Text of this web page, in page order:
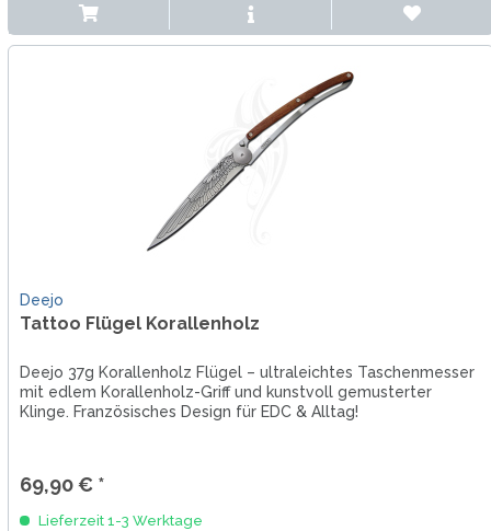
Deejo
Tattoo Flügel Korallenholz
Deejo 37g Korallenholz Flügel – ultraleichtes Taschenmesser
mit edlem Korallenholz-Griff und kunstvoll gemusterter
Klinge. Französisches Design für EDC & Alltag!
69,90 € *
Lieferzeit 1-3 Werktage